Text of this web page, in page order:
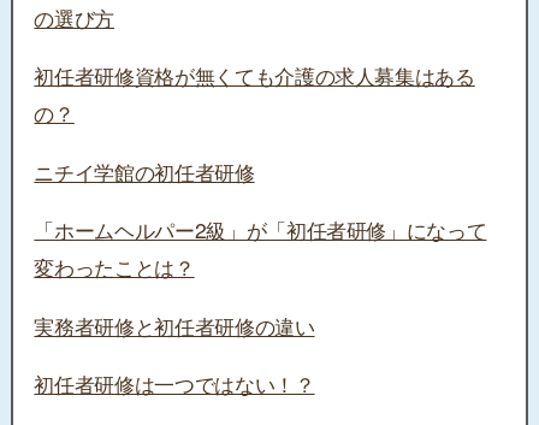
の選び方
初任者研修資格が無くても介護の求人募集はある
の？
ニチイ学館の初任者研修
「ホームヘルパー2級」が「初任者研修」になって
変わったことは？
実務者研修と初任者研修の違い
初任者研修は一つではない！？